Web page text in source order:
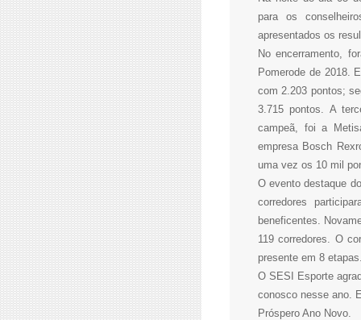
para os
apresentados os
No encerramento,
Pomerode de 2018.
com 2.203 pontos;
3.715 pontos. A
campeã, foi a
empresa Bosch
uma vez os 10 mil
O evento destaque
corredores
beneficentes.
119 corredores. O
presente em 8
O SESI Esporte
conosco nesse ano.
Próspero Ano Novo.